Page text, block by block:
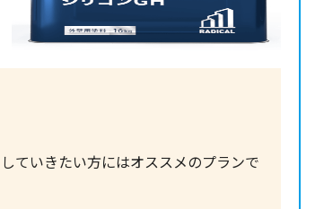
ていきたい方にはオススメのプランで